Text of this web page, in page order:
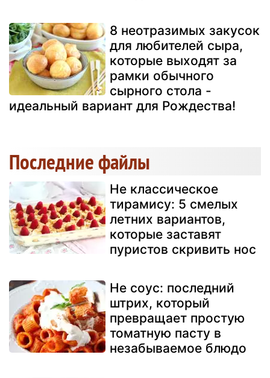
8 неотразимых закусок
для любителей сыра,
которые выходят за
рамки обычного
сырного стола -
идеальный вариант для Рождества!
Последние файлы
Не классическое
тирамису: 5 смелых
летних вариантов,
которые заставят
пуристов скривить нос
Не соус: последний
штрих, который
превращает простую
томатную пасту в
незабываемое блюдо